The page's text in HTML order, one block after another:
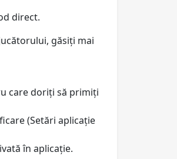
direct.
găsiți mai
care doriți să primiți
(Setări aplicație
în aplicație.